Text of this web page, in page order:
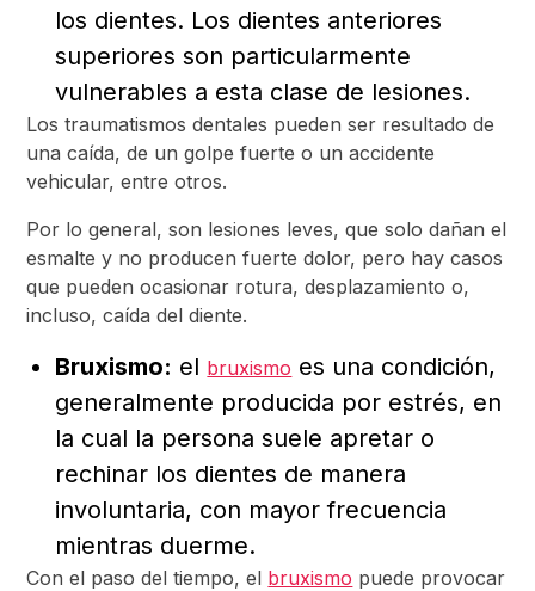
los dientes. Los dientes anteriores
superiores son particularmente
vulnerables a esta clase de lesiones.
Los traumatismos dentales pueden ser resultado de
una caída, de un golpe fuerte o un accidente
vehicular, entre otros.
Por lo general, son lesiones leves, que solo dañan el
esmalte y no producen fuerte dolor, pero hay casos
que pueden ocasionar rotura, desplazamiento o,
incluso, caída del diente.
Bruxismo: el bruxismo es una condición,
generalmente producida por estrés, en
la cual la persona suele apretar o
rechinar los dientes de manera
involuntaria, con mayor frecuencia
mientras duerme.
Con el paso del tiempo, el bruxismo puede provocar